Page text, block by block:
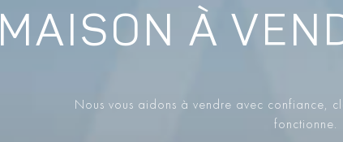
MAISON À
Nous vous aidons à vendre avec confiance,
fonctionne.